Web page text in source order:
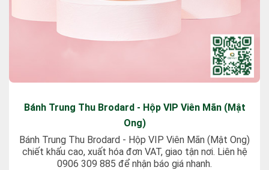
Bánh Trung Thu Brodard - Hộp VIP Viên Mãn (Mật
Ong)
Bánh Trung Thu Brodard - Hộp VIP Viên Mãn (Mật Ong)
chiết khấu cao, xuất hóa đơn VAT, giao tận nơi. Liên hệ
0906 309 885 để nhận báo giá nhanh.